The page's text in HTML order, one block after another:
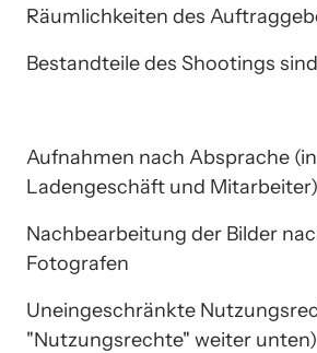
Räumlichkeiten des
Bestandteile des Shootings
Aufnahmen nach Absprache
Ladengeschäft und Mitarbeiter)
Nachbearbeitung der Bilder
Fotografen
Uneingeschränkte
"Nutzungsrechte" weiter unten)